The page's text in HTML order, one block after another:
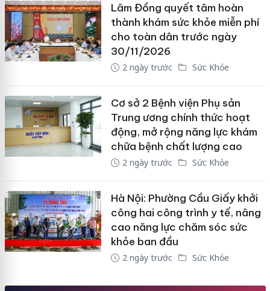
Lâm Đồng quyết tâm hoàn
thành khám sức khỏe miễn phí
cho toàn dân trước ngày
30/11/2026
2 ngày trước Sức Khỏe
Cơ sở 2 Bệnh viện Phụ sản
Trung ương chính thức hoạt
động, mở rộng năng lực khám
chữa bệnh chất lượng cao
2 ngày trước Sức Khỏe
Hà Nội: Phường Cầu Giấy khởi
công hai công trình y tế, nâng
cao năng lực chăm sóc sức
khỏe ban đầu
2 ngày trước Sức Khỏe